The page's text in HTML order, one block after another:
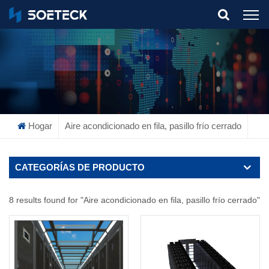
What Are You Looking For?
Hogar Aire acondicionado en fila, pasillo frío cerrado
CATEGORÍAS DE PRODUCTO
8 results found for "Aire acondicionado en fila, pasillo frío cerrado"